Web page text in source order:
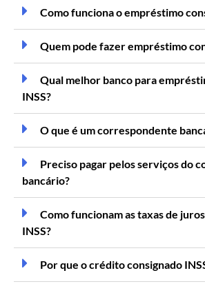
Como funciona o empréstimo
Quem pode fazer empréstimo
Qual melhor banco para
INSS?
O que é um correspondente
Preciso pagar pelos serviços do
bancário?
Como funcionam as taxas de
INSS?
Por que o crédito consignado